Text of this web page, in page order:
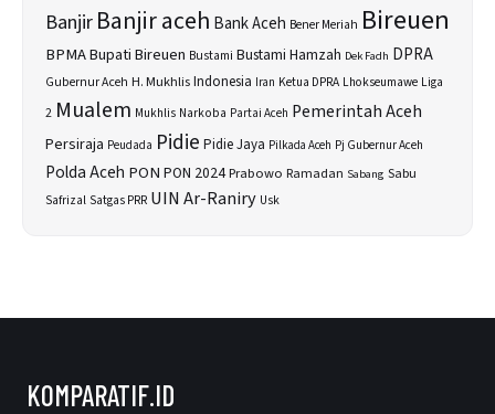
BanjirBanjir aceh Bank Aceh Bener Meriah Bireuen
BPMABupati Bireuen Bustami Bustami Hamzah Dek Fadh DPRA
Gubernur Aceh H. MukhlisIndonesia Iran Ketua DPRA Lhokseumawe Liga
2 Mualem Mukhlis Narkoba Partai Aceh Pemerintah Aceh
Persiraja Peudada Pidie Pidie Jaya Pilkada Aceh Pj Gubernur Aceh
Polda Aceh PON PON 2024Prabowo Ramadan Sabang Sabu
SafrizalSatgas PRR UIN Ar-Raniry Usk
KOMPARATIF.ID